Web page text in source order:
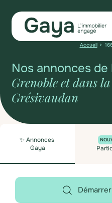
Accueil
Nos annonces
Grenoble et dans
Grésivaudan
✨ Annonces
Gaya